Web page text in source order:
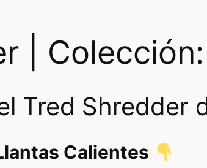
|
Tred Shredder
Calientes